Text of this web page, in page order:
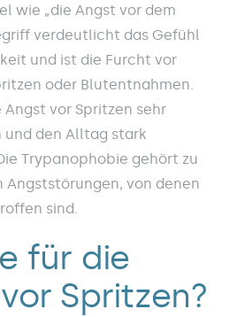
wie „die Angst vor dem
verdeutlicht das Gefühl
und ist die Furcht vor
oder Blutentnahmen.
Angst vor Spritzen sehr
und den Alltag stark
Trypanophobie gehört zu
Angststörungen, von denen
sind.
für die
Spritzen?